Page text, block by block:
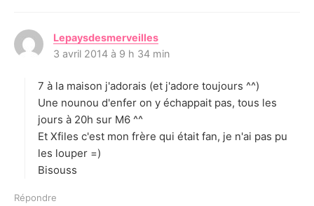
Lepaysdesmerveilles
i
:
3 avril 2014 à 9 h 34 min
7 à la maison j'adorais (et j'adore toujours ^^)
Une nounou d'enfer on y échappait pas, tous les
jours à 20h sur M6 ^^
Et Xfiles c'est mon frère qui était fan, je n'ai pas pu
les louper =)
Bisouss
Répondre